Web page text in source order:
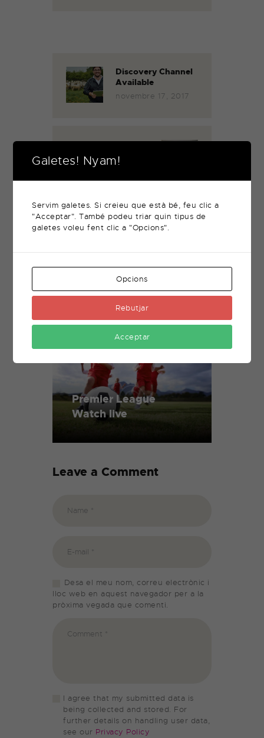
Discovery Channel
Available
novembre 17, 2017
The Largest Movie
Selection!
novembre 17, 2017
Related Posts
Sports Games Season
Premier League
Watch live
Leave a Comment
Desa el meu nom, correu electrònic i
lloc web en aquest navegador per a la
pròxima vegada que comenti.
I agree that my submitted data is
being collected and stored. For
further details on handling user data,
see our Privacy Policy
Galetes! Nyam!
Servim galetes. Si creieu que està bé, feu clic a
"Acceptar". També podeu triar quin tipus de
galetes voleu fent clic a "Opcions".
Opcions
Rebutjar
Acceptar